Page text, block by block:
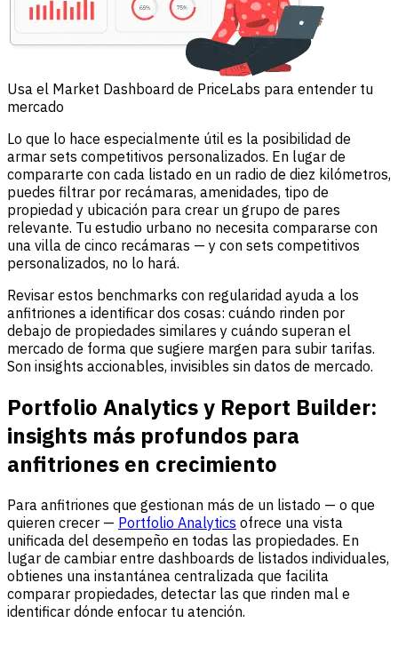
Usa el Market Dashboard de PriceLabs para entender tu
mercado
Lo que lo hace especialmente útil es la posibilidad de
armar sets competitivos personalizados. En lugar de
compararte con cada listado en un radio de diez kilómetros,
puedes filtrar por recámaras, amenidades, tipo de
propiedad y ubicación para crear un grupo de pares
relevante. Tu estudio urbano no necesita compararse con
una villa de cinco recámaras — y con sets competitivos
personalizados, no lo hará.
Revisar estos benchmarks con regularidad ayuda a los
anfitriones a identificar dos cosas: cuándo rinden por
debajo de propiedades similares y cuándo superan el
mercado de forma que sugiere margen para subir tarifas.
Son insights accionables, invisibles sin datos de mercado.
Portfolio Analytics y Report Builder:
insights más profundos para
anfitriones en crecimiento
Para anfitriones que gestionan más de un listado — o que
quieren crecer — Portfolio Analytics ofrece una vista
unificada del desempeño en todas las propiedades. En
lugar de cambiar entre dashboards de listados individuales,
obtienes una instantánea centralizada que facilita
comparar propiedades, detectar las que rinden mal e
identificar dónde enfocar tu atención.